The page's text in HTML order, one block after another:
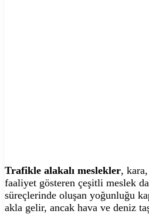
Trafikle alakalı meslekler,
faaliyet gösteren çeşitli meslek
süreçlerinde oluşan yoğunluğu
akla gelir, ancak hava ve deniz